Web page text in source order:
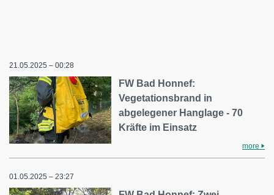
21.05.2025 – 00:28
FW Bad Honnef:
Vegetationsbrand in
abgelegener Hanglage - 70
Kräfte im Einsatz
more
01.05.2025 – 23:27